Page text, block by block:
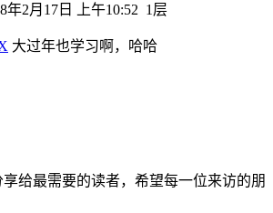
年2月17日 上午10:52 1层
大过年也学习啊，哈哈
给最需要的读者，希望每一位来访的朋